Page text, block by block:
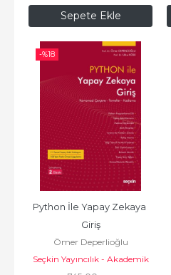
Sepete Ekle
-%18
Python İle Yapay Zekaya
Giriş
Ömer Deperlioğlu
Seçkin Yayıncılık - Akademik